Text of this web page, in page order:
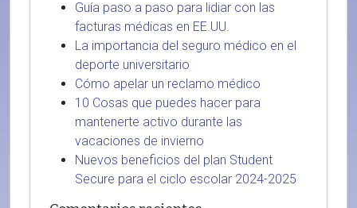
Guía paso a paso para lidiar con las
facturas médicas en EE.UU.
La importancia del seguro médico en el
deporte universitario
Cómo apelar un reclamo médico
10 Cosas que puedes hacer para
mantenerte activo durante las
vacaciones de invierno
Nuevos beneficios del plan Student
Secure para el ciclo escolar 2024-2025